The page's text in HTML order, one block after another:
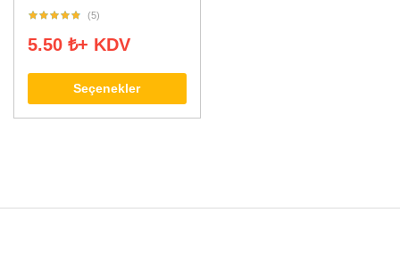
(5)
5.50 ₺+ KDV
Seçenekler